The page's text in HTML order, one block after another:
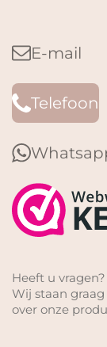
E-mail
Telefoon
Heeft u
Wij staan
over onze